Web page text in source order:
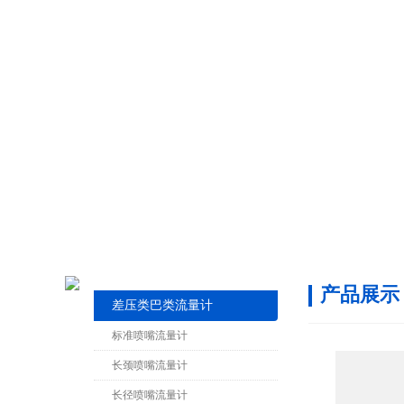
差压类巴类流量计
标准喷嘴流量计
长颈喷嘴流量计
长径喷嘴流量计
产品展示